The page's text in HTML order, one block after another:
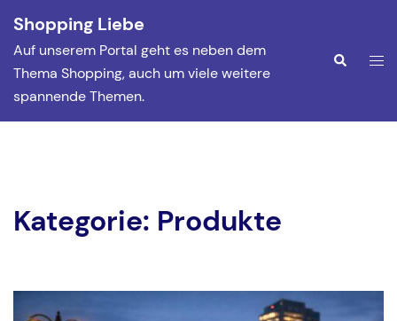
Inhalt
springen
Shopping Liebe
Auf unserem Portal geht es neben dem
Thema Shopping, auch um viele weitere
spannende Themen.
Suche
Kategorie: Produkte